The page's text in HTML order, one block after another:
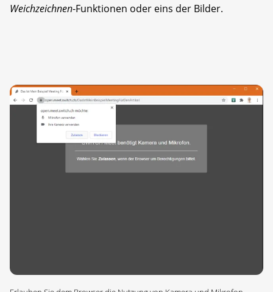
Weichzeichnen-Funktionen oder eins der Bilder.